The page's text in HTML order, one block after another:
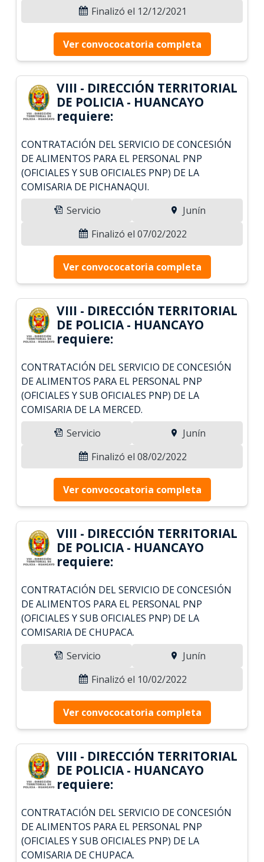
Finalizó el 12/12/2021
Ver convococatoria completa
VIII - DIRECCIÓN TERRITORIAL
DE POLICIA - HUANCAYO
requiere:
CONTRATACIÓN DEL SERVICIO DE CONCESIÓN
DE ALIMENTOS PARA EL PERSONAL PNP
(OFICIALES Y SUB OFICIALES PNP) DE LA
COMISARIA DE PICHANAQUI.
Servicio
Junín
Finalizó el 07/02/2022
Ver convococatoria completa
VIII - DIRECCIÓN TERRITORIAL
DE POLICIA - HUANCAYO
requiere:
CONTRATACIÓN DEL SERVICIO DE CONCESIÓN
DE ALIMENTOS PARA EL PERSONAL PNP
(OFICIALES Y SUB OFICIALES PNP) DE LA
COMISARIA DE LA MERCED.
Servicio
Junín
Finalizó el 08/02/2022
Ver convococatoria completa
VIII - DIRECCIÓN TERRITORIAL
DE POLICIA - HUANCAYO
requiere:
CONTRATACIÓN DEL SERVICIO DE CONCESIÓN
DE ALIMENTOS PARA EL PERSONAL PNP
(OFICIALES Y SUB OFICIALES PNP) DE LA
COMISARIA DE CHUPACA.
Servicio
Junín
Finalizó el 10/02/2022
Ver convococatoria completa
VIII - DIRECCIÓN TERRITORIAL
DE POLICIA - HUANCAYO
requiere:
CONTRATACIÓN DEL SERVICIO DE CONCESIÓN
DE ALIMENTOS PARA EL PERSONAL PNP
(OFICIALES Y SUB OFICIALES PNP) DE LA
COMISARIA DE CHUPACA.